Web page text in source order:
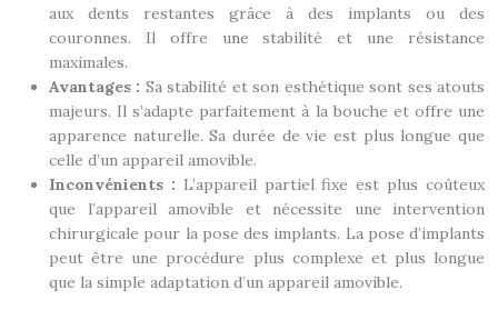
aux dents restantes grâce à des implants ou des
couronnes. Il offre une stabilité et une résistance
maximales.
Avantages : Sa stabilité et son esthétique sont ses atouts
majeurs. Il s’adapte parfaitement à la bouche et offre une
apparence naturelle. Sa durée de vie est plus longue que
celle d’un appareil amovible.
Inconvénients : L’appareil partiel fixe est plus coûteux
que l’appareil amovible et nécessite une intervention
chirurgicale pour la pose des implants. La pose d’implants
peut être une procédure plus complexe et plus longue
que la simple adaptation d’un appareil amovible.